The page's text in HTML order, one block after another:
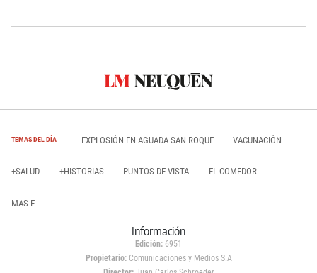
TEMAS DEL DÍA EXPLOSIÓN EN AGUADA SAN ROQUE VACUNACIÓN
+SALUD +HISTORIAS PUNTOS DE VISTA EL COMEDOR
MAS E
Información
Edición: 6951
Propietario:Comunicaciones y Medios S.A